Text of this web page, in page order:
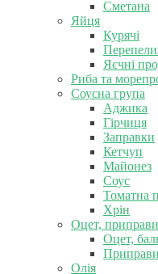
Сметана
Яйця
Курячі
Яєчні
Риба та
Соусна група
Аджика
Гірчиця
Заправки
Кетчуп
Майонез
Соус
Томатна
Хрін
Оцет,
Оцет,
Олія